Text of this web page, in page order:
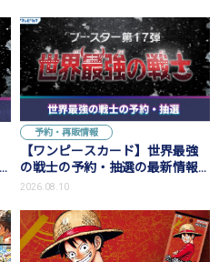
予約・再販情報
【ワンピースカード】世界最強
の戦士の予約・抽選の最新情報
まとめ
2026.08.10